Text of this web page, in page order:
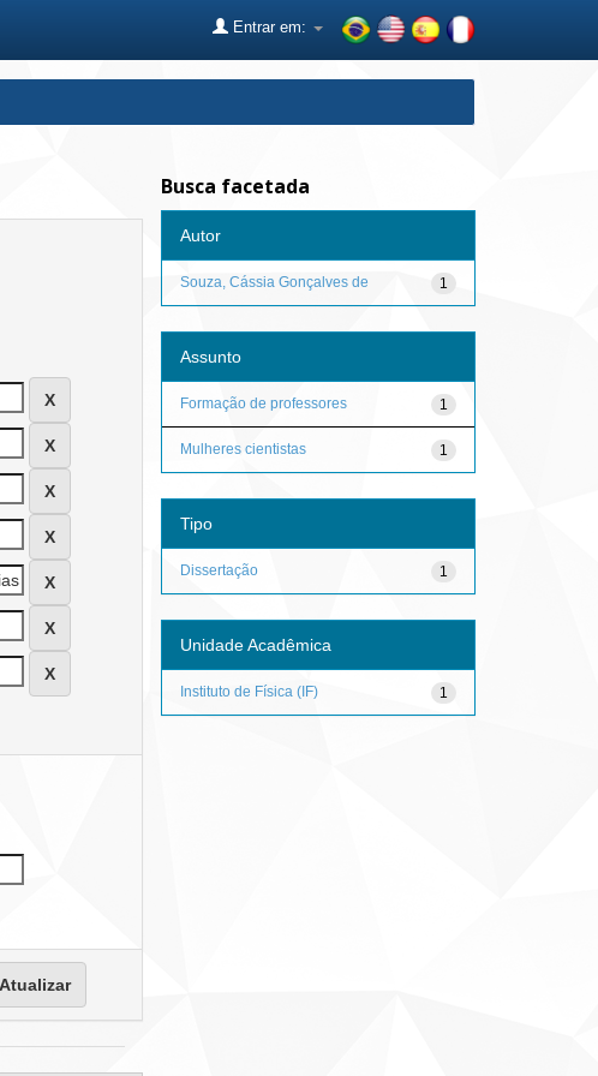
Entrar em:
Busca facetada
Autor
1
Souza, Cássia Gonçalves de
Assunto
1
Formação de professores
1
Mulheres cientistas
Tipo
1
Dissertação
Unidade Acadêmica
1
Instituto de Física (IF)